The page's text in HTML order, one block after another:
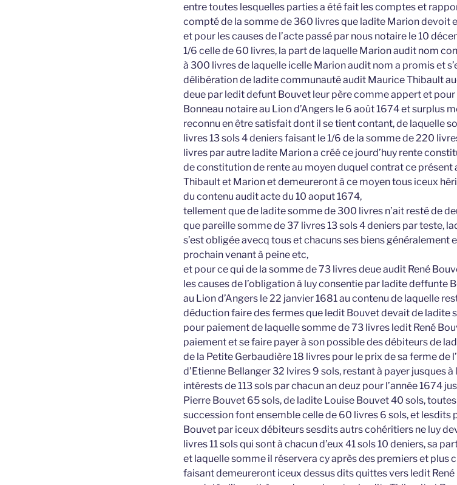
entre toutes lesquelles parties a été fait les comptes et
compté de la somme de 360 livres que ladite Marion devoit
et pour les causes de l’acte passé par nous notaire le 10
1/6 celle de 60 livres, la part de laquelle Marion audit nom
à 300 livres de laquelle icelle Marion audit nom a promis et
délibération de ladite communauté audit Maurice Thibault
deue par ledit defunt Bouvet leur père comme appert et pour
Bonneau notaire au Lion d’Angers le 6 août 1674 et surplus
reconnu en être satisfait dont il se tient contant, de laquelle
livres 13 sols 4 deniers faisant le 1/6 de la somme de 220
livres par autre ladite Marion a créé ce jourd’huy rente
de constitution de rente au moyen duquel contrat ce
Thibault et Marion et demeureront à ce moyen tous iceux
du contenu audit acte du 10 aoput 1674,
tellement que de ladite somme de 300 livres n’ait resté de
que pareille somme de 37 livres 13 sols 4 deniers par teste,
s’est obligée avecq tous et chacuns ses biens généralement
prochain venant à peine etc,
et pour ce qui de la somme de 73 livres deue audit René
les causes de l’obligation à luy consentie par ladite deffunte
au Lion d’Angers le 22 janvier 1681 au contenu de laquelle
déduction faire des fermes que ledit Bouvet devait de ladite
pour paiement de laquelle somme de 73 livres ledit René
paiement et se faire payer à son possible des débiteurs de
de la Petite Gerbaudière 18 livres pour le prix de sa ferme de
d’Etienne Bellanger 32 lvires 9 sols, restant à payer jusques
intérests de 113 sols par chacun an deuz pour l’année 1674
Pierre Bouvet 65 sols, de ladite Louise Bouvet 40 sols,
succession font ensemble celle de 60 livres 6 sols, et lesdits
Bouvet par iceux débiteurs sesdits autrs cohéritiers ne luy
livres 11 sols qui sont à chacun d’eux 41 sols 10 deniers, sa
et laquelle somme il réservera cy après des premiers et plus
faisant demeureront iceux dessus dits quittes vers ledit